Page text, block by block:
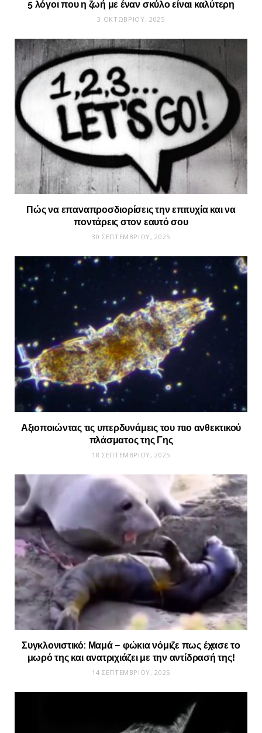
5 λόγοι που η ζωή με έναν σκύλο είναι καλύτερη
3 ΟΚΤΩΒΡΊΟΥ, 2025
Πώς να επαναπροσδιορίσεις την επιτυχία και να
ποντάρεις στον εαυτό σου
30 ΣΕΠΤΕΜΒΡΊΟΥ, 2025
Αξιοποιώντας τις υπερδυνάμεις του πιο ανθεκτικού
πλάσματος της Γης
18 ΣΕΠΤΕΜΒΡΊΟΥ, 2025
Συγκλονιστικό: Μαμά – φώκια νόμιζε πως έχασε το
μωρό της και ανατριχιάζει με την αντίδρασή της!
14 ΣΕΠΤΕΜΒΡΊΟΥ, 2025